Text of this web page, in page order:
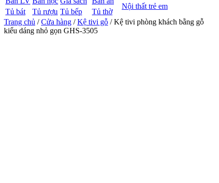
Nội thất trẻ em
Tủ bát Tủ rượu Tủ bếp
Tủ thờ
Trang chủ /Cửa hàng /Kệ tivi gỗ / Kệ tivi phòng khách bằng gỗ
kiểu dáng nhỏ gọn GHS-3505